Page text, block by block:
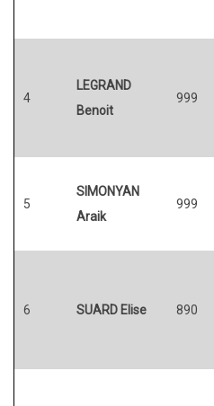
4
LEGRAND
Benoit
999
5
SIMONYAN
Araik
999
6 SUARD Elise 890